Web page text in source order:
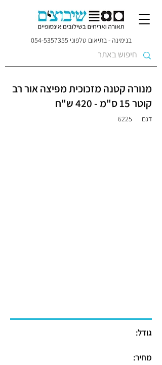
בנימינה - בתיאום טלפוני 054-5357355
מנורה קטנה מזכוכית מפיצה אור רב
קוטר 15 ס"מ - 420 ש"ח
דגם 6225
גודל:
מחיר: